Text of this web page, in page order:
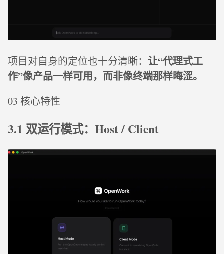
项目对自身的定位也十分清晰： 让“代理式工
作”像产品一样可用，而非像终端那样晦涩。
03 核心特性
3.1 双运行模式：Host / Client